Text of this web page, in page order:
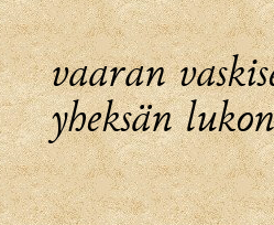
vaaran
yheksän